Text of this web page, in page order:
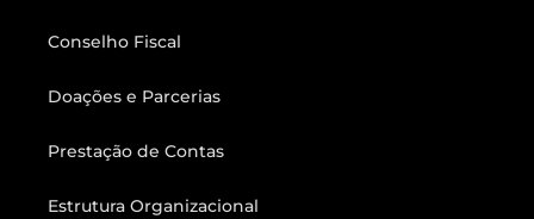
Conselho Fiscal
Doações e Parcerias
Prestação de Contas
Estrutura Organizacional